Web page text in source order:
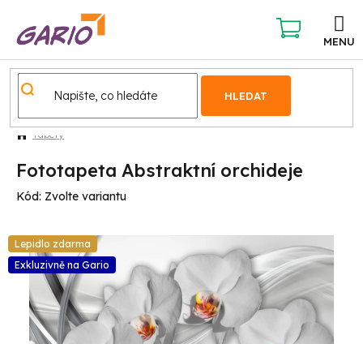
obsah
HLEDAT
NÁKUPNÍ
KOŠÍK
Tapety
Fototapeta Abstraktní orchideje
Kód: Zvolte variantu
Lepidlo zdarma
Exkluzivně na Gario